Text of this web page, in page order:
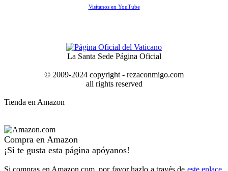
Visítanos en YouTube
La Santa Sede Página Oficial
© 2009-2024 copyright - rezaconmigo.com
all rights reserved
Tienda en Amazon
Compra en Amazon
¡Si te gusta esta página apóyanos!
Si compras en Amazon.com, por favor hazlo a través de este enlace